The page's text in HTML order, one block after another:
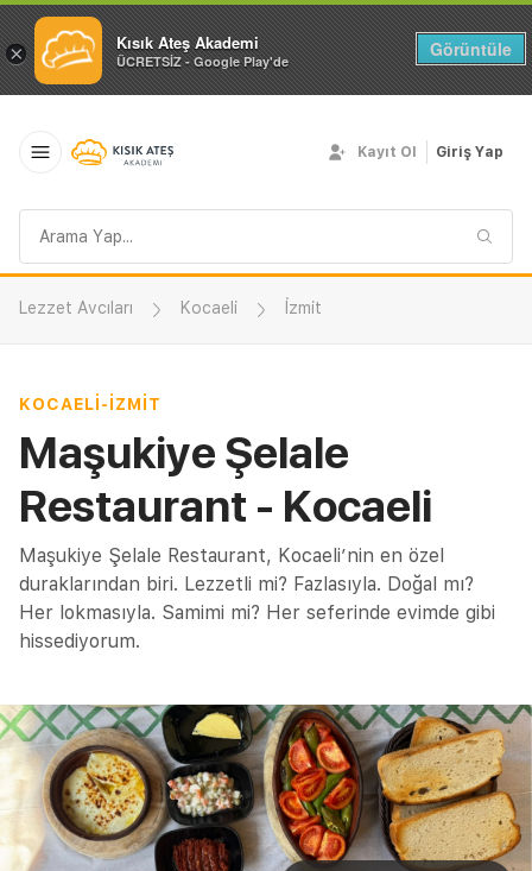
× Kısık Ateş Akademi
ÜCRETSİZ - Google Play'de
Görüntüle
sorgusu
Kayıt Ol Giriş Yap
Lezzet Avcıları Kocaeli İzmit
KOCAELI-İZMIT
Maşukiye Şelale
Restaurant - Kocaeli
Maşukiye Şelale Restaurant, Kocaeli’nin en özel
duraklarından biri. Lezzetli mi? Fazlasıyla. Doğal mı?
Her lokmasıyla. Samimi mi? Her seferinde evimde gibi
hissediyorum.